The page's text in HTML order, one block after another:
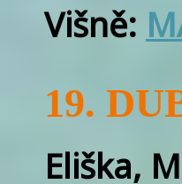
Višně:
19.
Eliška,